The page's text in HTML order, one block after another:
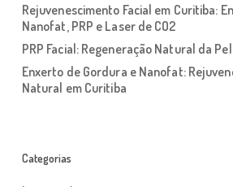
Rejuvenescimento Facial em Curitiba:
Nanofat, PRP e Laser de CO2
PRP Facial: Regeneração Natural da
Enxerto de Gordura e Nanofat:
Natural em Curitiba
Categorias